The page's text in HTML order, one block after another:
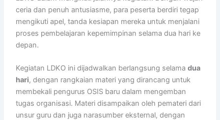
ceria dan penuh antusiasme, para peserta berdiri tegap
mengikuti apel, tanda kesiapan mereka untuk menjalani
proses pembelajaran kepemimpinan selama dua hari ke
depan.
Kegiatan LDKO ini dijadwalkan berlangsung selamadua
hari, dengan rangkaian materi yang dirancang untuk
membekali pengurus OSIS baru dalam mengemban
tugas organisasi. Materi disampaikan oleh pemateri dari
unsur guru dan juga narasumber eksternal, dengan